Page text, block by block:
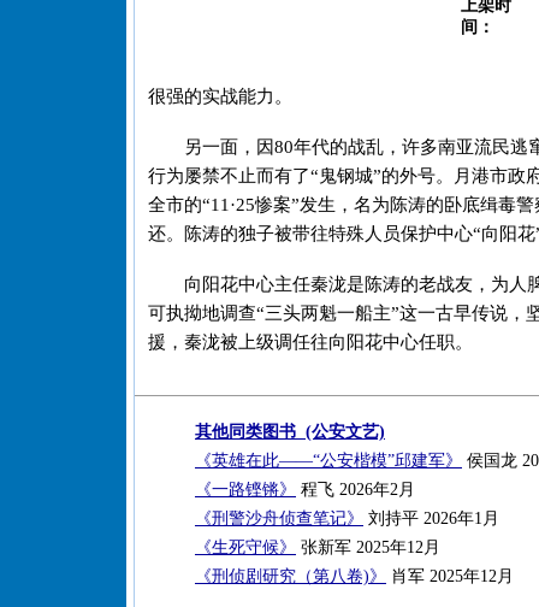
上架时
间：
很强的实战能力。
另一面，因80年代的战乱，许多南亚流民
行为屡禁不止而有了“鬼钢城”的外号。月港市
全市的“11·25惨案”发生，名为陈涛的卧底缉毒
还。陈涛的独子被带往特殊人员保护中心“向阳
向阳花中心主任秦泷是陈涛的老战友，为人
可执拗地调查“三头两魁一船主”这一古早传说
援，秦泷被上级调任往向阳花中心任职。
其他同类图书 (公安文艺)
《英雄在此——“公安楷模”邱建军》
侯国龙
《一路铿锵》
程飞 2026年2月
《刑警沙舟侦查笔记》
刘持平 2026年1月
《生死守候》
张新军 2025年12月
《刑侦剧研究（第八卷)》
肖军 2025年12月